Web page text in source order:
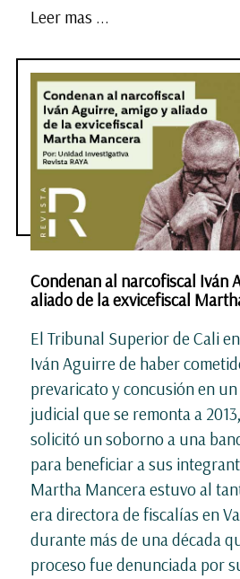
Leer mas ...
Condenan al narcofiscal Iván
aliado de la exvicefiscal
El Tribunal Superior de Cali
Iván Aguirre de haber
prevaricato y concusión en
judicial que se remonta a
solicitó un soborno a una
para beneficiar a sus
Martha Mancera estuvo al
era directora de fiscalías en
durante más de una década
proceso fue denunciada por